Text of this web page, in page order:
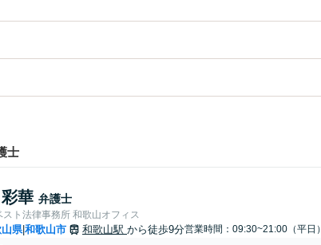
士
華 弁護士
スト法律事務所 和歌山オフィス
県|和歌山市 和歌山駅 から徒歩9分営業時間：09:30~21:00（平日）